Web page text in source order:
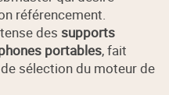
référencement.
des supports
portables, fait
sélection du moteur de